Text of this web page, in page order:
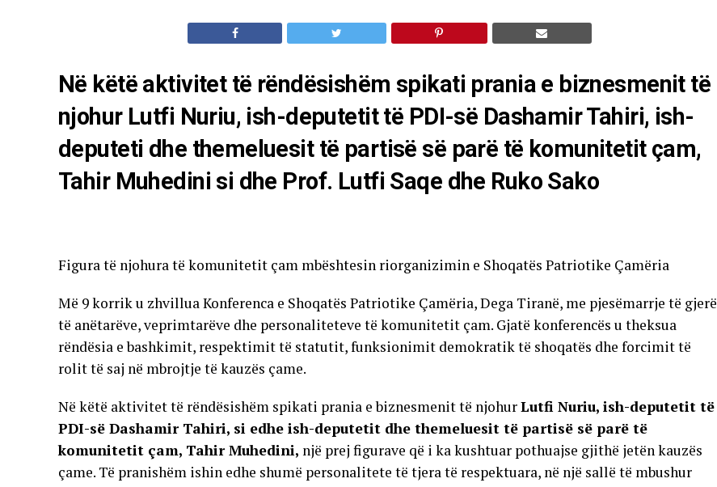
Në këtë aktivitet të rëndësishëm spikati prania e biznesmenit të
njohur Lutfi Nuriu, ish-deputetit të PDI-së Dashamir Tahiri, ish-
deputeti dhe themeluesit të partisë së parë të komunitetit çam,
Tahir Muhedini si dhe Prof. Lutfi Saqe dhe Ruko Sako
Figura të njohura të komunitetit çam mbështesin riorganizimin e Shoqatës Patriotike Çamëria
Më 9 korrik u zhvillua Konferenca e Shoqatës Patriotike Çamëria, Dega Tiranë, me pjesëmarrje të gjerë
të anëtarëve, veprimtarëve dhe personaliteteve të komunitetit çam. Gjatë konferencës u theksua
rëndësia e bashkimit, respektimit të statutit, funksionimit demokratik të shoqatës dhe forcimit të
rolit të saj në mbrojtje të kauzës çame.
Në këtë aktivitet të rëndësishëm spikati prania e biznesmenit të njohurLutfi Nuriu, ish-deputetit të
PDI-së Dashamir Tahiri, si edhe ish-deputetit dhe themeluesit të partisë së parë të
komunitetit çam, Tahir Muhedini, një prej figurave që i ka kushtuar pothuajse gjithë jetën kauzës
çame. Të pranishëm ishin edhe shumë personalitete të tjera të respektuara, në një sallë të mbushur